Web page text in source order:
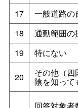
17
一般道路の
18
通勤範囲の
19
特にない
20 その他（
陰を知って